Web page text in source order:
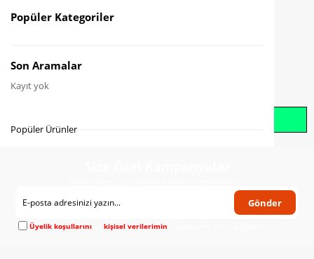
Gelince Haber Ver
Gönder
Üyelik koşullarını vekişisel verilerimin
Popüler Kategoriler
Son Aramalar
Kayıt yok
Popüler Ürünler